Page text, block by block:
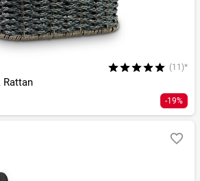
(11)*
Rattan
-19%